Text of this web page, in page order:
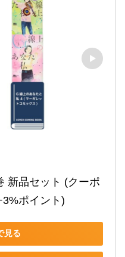
新品セット (クーポ
ポイント)
見る